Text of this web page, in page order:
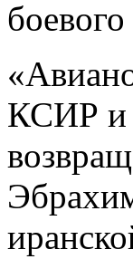
КСИР и